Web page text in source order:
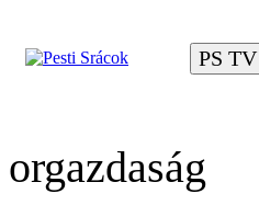
PS TV
orgazdaság